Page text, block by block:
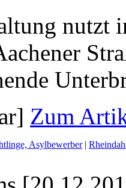
nutzt
Zum
Asylbewerber|